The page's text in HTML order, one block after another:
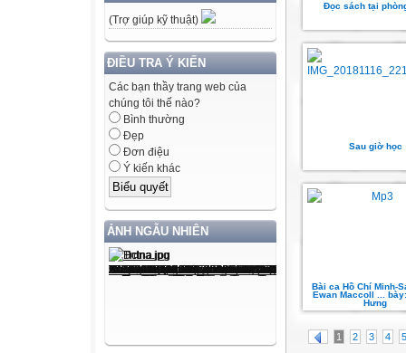
(Trợ giúp kỹ thuật)
ĐIỀU TRA Ý KIẾN
Các bạn thầy trang web của
chúng tôi thế nào?
Bình thường
Đẹp
Đơn điệu
Ý kiến khác
ẢNH NGẪU NHIÊN
Đọc sách tại
Sau giờ học
Bài ca Hồ Chí Minh-
Ewan Maccoll ...
Hưng
1 2 3 4 5